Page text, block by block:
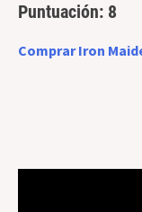
Puntuación: 8
Comprar Iron